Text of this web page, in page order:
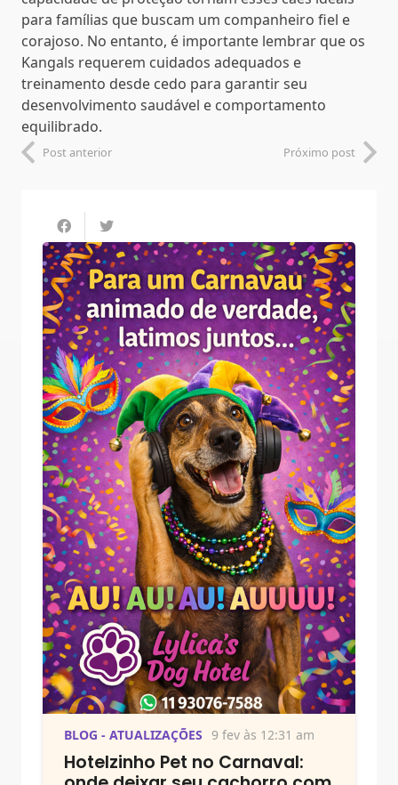
para famílias que buscam um companheiro fiel e
corajoso. No entanto, é importante lembrar que os
Kangals requerem cuidados adequados e
treinamento desde cedo para garantir seu
desenvolvimento saudável e comportamento
equilibrado.
Post anterior Próximo post
BLOG - ATUALIZAÇÕES 9 fev às 12:31 am
Hotelzinho Pet no Carnaval: